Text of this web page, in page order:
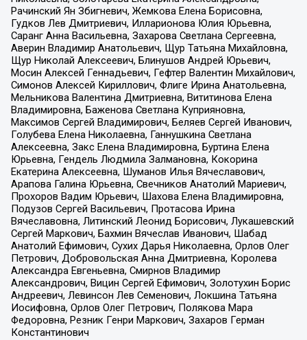
Рачинский Ян Збигневич, Жемкова Елена Борисовна,
Гудков Лев Дмитриевич, Илларионова Юлия Юрьевна,
Саранг Анна Васильевна, Захарова Светлана Сергеевна,
Аверин Владимир Анатольевич, Щур Татьяна Михайловна,
Щур Николай Алексеевич, Блинушов Андрей Юрьевич,
Мосин Алексей Геннадьевич, Гефтер Валентин Михайлович,
Симонов Алексей Кириллович, Флиге Ирина Анатольевна,
Мельникова Валентина Дмитриевна, Вититинова Елена
Владимировна, Баженова Светлана Куприяновна,
Максимов Сергей Владимирович, Беляев Сергей Иванович,
Голубева Елена Николаевна, Ганнушкина Светлана
Алексеевна, Закс Елена Владимировна, Буртина Елена
Юрьевна, Гендель Людмила Залмановна, Кокорина
Екатерина Алексеевна, Шуманов Илья Вячеславович,
Арапова Галина Юрьевна, Свечников Анатолий Мариевич,
Прохоров Вадим Юрьевич, Шахова Елена Владимировна,
Подузов Сергей Васильевич, Протасова Ирина
Вячеславовна, Литинский Леонид Борисович, Лукашевский
Сергей Маркович, Бахмин Вячеслав Иванович, Шабад
Анатолий Ефимович, Сухих Дарья Николаевна, Орлов Олег
Петрович, Добровольская Анна Дмитриевна, Королева
Александра Евгеньевна, Смирнов Владимир
Александрович, Вицин Сергей Ефимович, Золотухин Борис
Андреевич, Левинсон Лев Семенович, Локшина Татьяна
Иосифовна, Орлов Олег Петрович, Полякова Мара
Федоровна, Резник Генри Маркович, Захаров Герман
Константинович